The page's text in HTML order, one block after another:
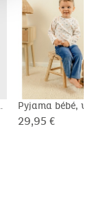
Pyjama bébé,
imprimé
29,95 €